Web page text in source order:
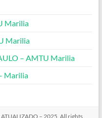
Marilia
Marilia
– AMTU Marilia
Marilia
– 2025 . All rights